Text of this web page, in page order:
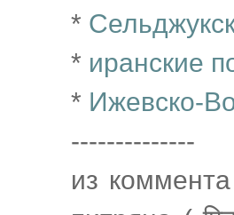
*
* иранские
* Ижевско-
--------------
из